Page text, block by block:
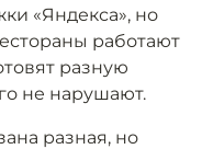
«Яндекса», но
работают
разную
не нарушают.
разная, но